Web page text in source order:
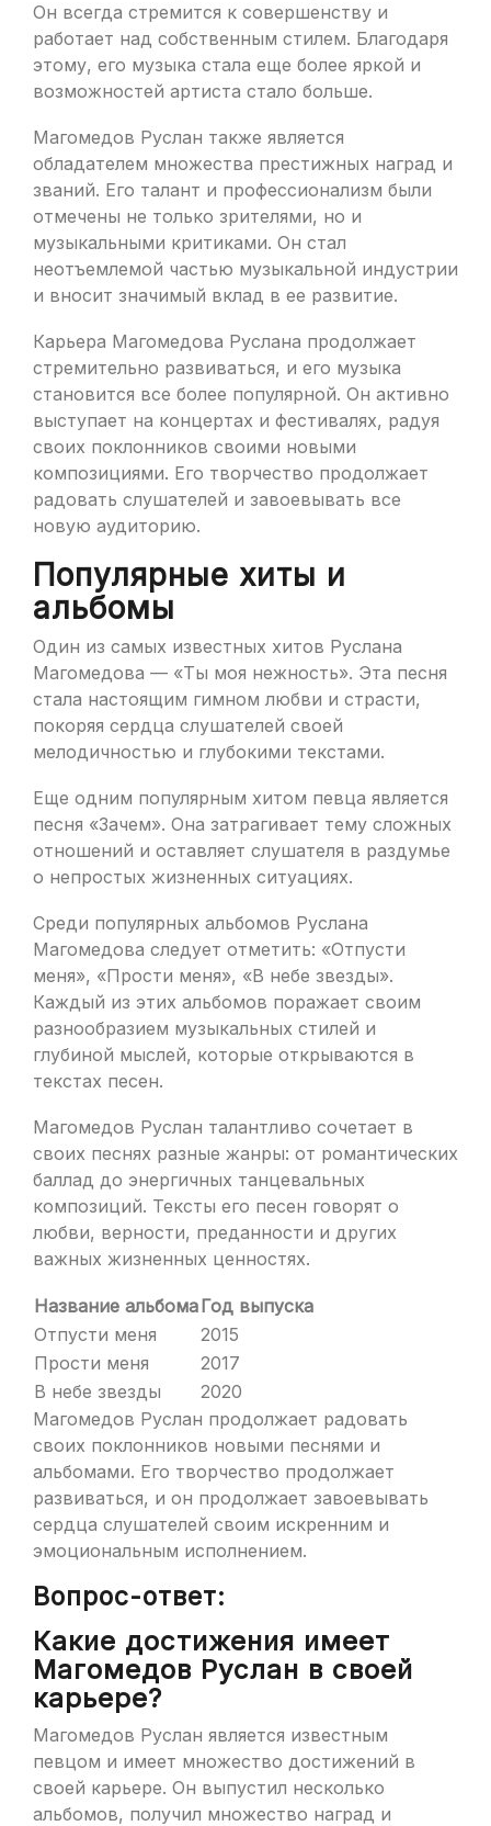
Он всегда стремится к совершенству и
работает над собственным стилем. Благодаря
этому, его музыка стала еще более яркой и
возможностей артиста стало больше.
Магомедов Руслан также является
обладателем множества престижных наград и
званий. Его талант и профессионализм были
отмечены не только зрителями, но и
музыкальными критиками. Он стал
неотъемлемой частью музыкальной индустрии
и вносит значимый вклад в ее развитие.
Карьера Магомедова Руслана продолжает
стремительно развиваться, и его музыка
становится все более популярной. Он активно
выступает на концертах и фестивалях, радуя
своих поклонников своими новыми
композициями. Его творчество продолжает
радовать слушателей и завоевывать все
новую аудиторию.
Популярные хиты и
альбомы
Один из самых известных хитов Руслана
Магомедова — «Ты моя нежность». Эта песня
стала настоящим гимном любви и страсти,
покоряя сердца слушателей своей
мелодичностью и глубокими текстами.
Еще одним популярным хитом певца является
песня «Зачем». Она затрагивает тему сложных
отношений и оставляет слушателя в раздумье
о непростых жизненных ситуациях.
Среди популярных альбомов Руслана
Магомедова следует отметить: «Отпусти
меня», «Прости меня», «В небе звезды».
Каждый из этих альбомов поражает своим
разнообразием музыкальных стилей и
глубиной мыслей, которые открываются в
текстах песен.
Магомедов Руслан талантливо сочетает в
своих песнях разные жанры: от романтических
баллад до энергичных танцевальных
композиций. Тексты его песен говорят о
любви, верности, преданности и других
важных жизненных ценностях.
Название альбома Год выпуска
Отпусти меня
2015
Прости меня
2017
В небе звезды
2020
Магомедов Руслан продолжает радовать
своих поклонников новыми песнями и
альбомами. Его творчество продолжает
развиваться, и он продолжает завоевывать
сердца слушателей своим искренним и
эмоциональным исполнением.
Вопрос-ответ:
Какие достижения имеет
Магомедов Руслан в своей
карьере?
Магомедов Руслан является известным
певцом и имеет множество достижений в
своей карьере. Он выпустил несколько
альбомов, получил множество наград и